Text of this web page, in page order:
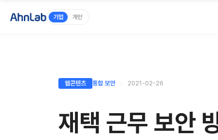
기업 개인
웹콘텐츠 통합 보안 2021-02-26
재택 근무 보안